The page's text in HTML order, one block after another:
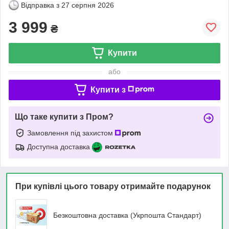
Відправка з 27 серпня 2026
3 999 ₴
Купити
або
Купити з
Що таке купити з Пром?
Замовлення під захистом
Доступна доставка
При купівлі цього товару отримайте подарунок
Безкоштовна доставка (Укрпошта Стандарт)